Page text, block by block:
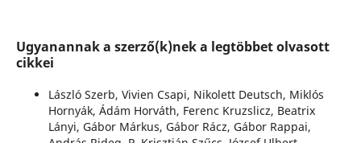
Ugyanannak a szerző(k)nek a legtöbbet olvasott
cikkei
László Szerb, Vivien Csapi, Nikolett Deutsch, Miklós
Hornyák, Ádám Horváth, Ferenc Kruzslicz, Beatrix
Lányi, Gábor Márkus, Gábor Rácz, Gábor Rappai,